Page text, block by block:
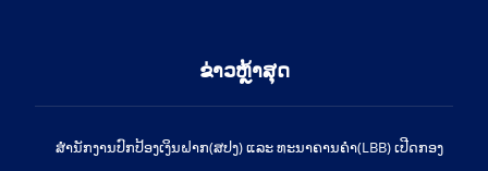
ຂ່າວຫຼ້າສຸດ
ສຳນັກງານປົກປ້ອງເງິນຝາກ(ສປງ) ແລະ ທະນາຄານຄຳ(LBB) ເປີດກອງ